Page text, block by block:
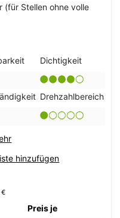
(für Stellen ohne volle
Dichtigkeit
Drehzahlbereich
hinzufügen
€
Preis je